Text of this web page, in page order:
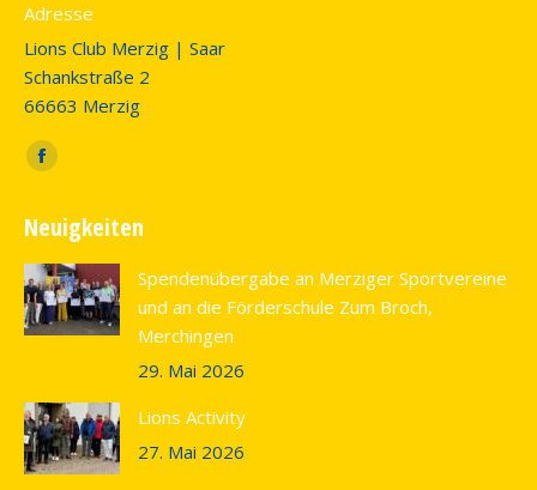
Adresse
Lions Club Merzig | Saar
Schankstraße 2
66663 Merzig
Finden Sie uns auf:
Facebook
opens
in
new
window
Neuigkeiten
Spendenübergabe an Merziger Sportvereine
und an die Förderschule Zum Broch,
Merchingen
29. Mai 2026
Lions Activity
27. Mai 2026